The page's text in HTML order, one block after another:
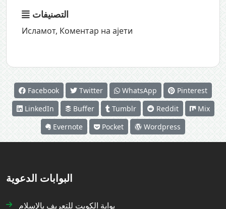
التصنيفات
Исламот, Коментар на ајети
Facebook Twitter WhatsApp
Pinterest
LinkedIn
Buffer Tumblr Reddit
Mix
Evernote
Pocket Wordpress
البوابات الدعوية
بوابة الكويت للتعريف بالإسلام